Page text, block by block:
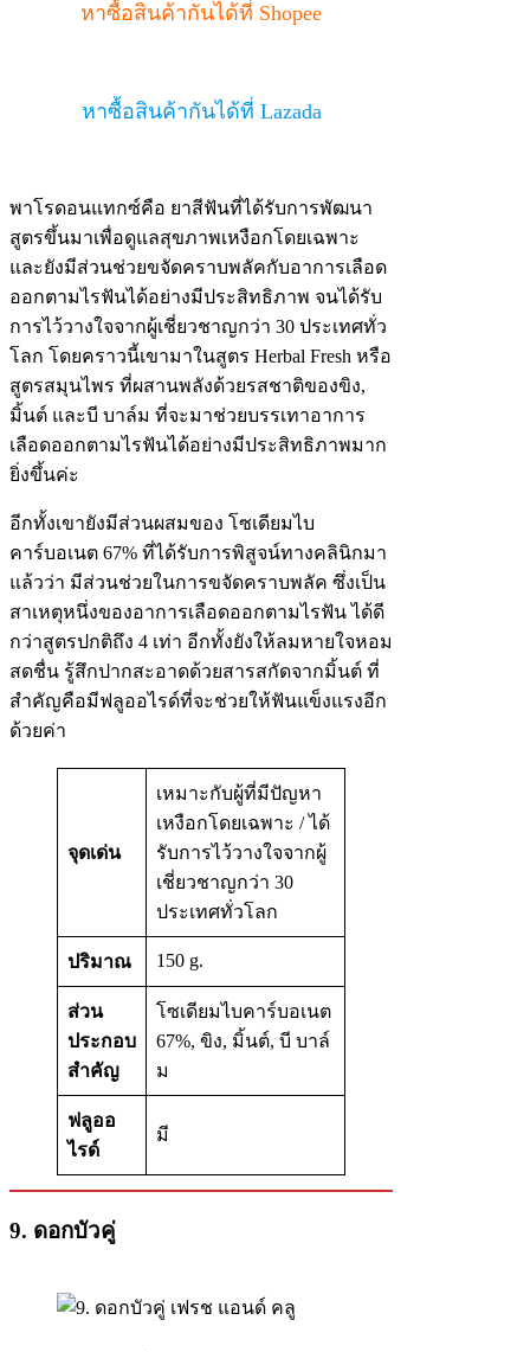
หาซื้อสินค้ากันได้ที่ Shopee
หาซื้อสินค้ากันได้ที่ Lazada
พาโรดอนแทกซ์คือ ยาสีฟันที่ได้รับการพัฒนา
สูตรขึ้นมาเพื่อดูแลสุขภาพเหงือกโดยเฉพาะ
และยังมีส่วนช่วยขจัดคราบพลัคกับอาการเลือด
ออกตามไรฟันได้อย่างมีประสิทธิภาพ จนได้รับ
การไว้วางใจจากผู้เชี่ยวชาญกว่า 30 ประเทศทั่ว
โลก โดยคราวนี้เขามาในสูตร Herbal Fresh หรือ
สูตรสมุนไพร ที่ผสานพลังด้วยรสชาติของขิง,
มิ้นต์ และบี บาล์ม ที่จะมาช่วยบรรเทาอาการ
เลือดออกตามไรฟันได้อย่างมีประสิทธิภาพมาก
ยิ่งขึ้นค่ะ
อีกทั้งเขายังมีส่วนผสมของ โซเดียมไบ
คาร์บอเนต 67% ที่ได้รับการพิสูจน์ทางคลินิกมา
แล้วว่า มีส่วนช่วยในการขจัดคราบพลัค ซึ่งเป็น
สาเหตุหนึ่งของอาการเลือดออกตามไรฟัน ได้ดี
กว่าสูตรปกติถึง 4 เท่า อีกทั้งยังให้ลมหายใจหอม
สดชื่น รู้สึกปากสะอาดด้วยสารสกัดจากมิ้นต์ ที่
สำคัญคือมีฟลูออไรด์ที่จะช่วยให้ฟันแข็งแรงอีก
ด้วยค่า
จุดเด่น
เหมาะกับผู้ที่มีปัญหา
เหงือกโดยเฉพาะ / ได้
รับการไว้วางใจจากผู้
เชี่ยวชาญกว่า 30
ประเทศทั่วโลก
ปริมาณ 150 g.
ส่วน
ประกอบ
สำคัญ
โซเดียมไบคาร์บอเนต
67%, ขิง, มิ้นต์, บี บาล์
ม
ฟลูออ
ไรด์
มี
9. ดอกบัวคู่